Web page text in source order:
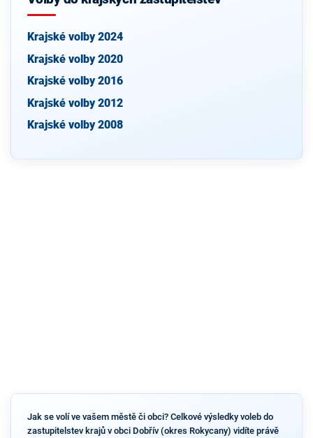
Krajské volby 2024
Krajské volby 2020
Krajské volby 2016
Krajské volby 2012
Krajské volby 2008
Jak se volí ve vašem městě či obci? Celkové výsledky voleb do
zastupitelstev krajů v obci Dobřív (okres Rokycany) vidíte právě